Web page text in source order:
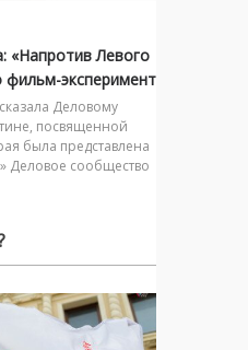
«Напротив Левого
эксперимент
Деловому
посвященной
была представлена
Деловое сообщество